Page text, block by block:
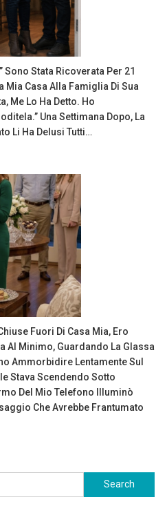
Sono Stata Ricoverata Per 21
Mia Casa Alla Famiglia Di Sua
Me Lo Ha Detto. Ho
Una Settimana Dopo, La
Li Ha Delusi Tutti…
Fuori Di Casa Mia, Ero
Al Minimo, Guardando La Glassa
Ammorbidire Lentamente Sul
Stava Scendendo Sotto
Del Mio Telefono Illuminò
Che Avrebbe Frantumato
Search
for: